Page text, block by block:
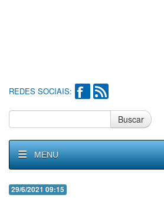
REDES SOCIAIS:
Buscar
MENU
29/6/2021 09:15